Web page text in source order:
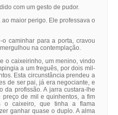
com um gesto de pudor.
maior perigo. Ele professava o
caminhar para a porta, cravou
na contemplação.
o caixeirinho, um menino, vindo
a um freguês, por dois mil-
Esta circunstância prendeu a
de ser pai, já era negociante, e
da profissão. A jarra custara-lhe
preço de mil e quinhentos, a fim
o caixeiro, que tinha a flama
ganhar quase o duplo. A alma